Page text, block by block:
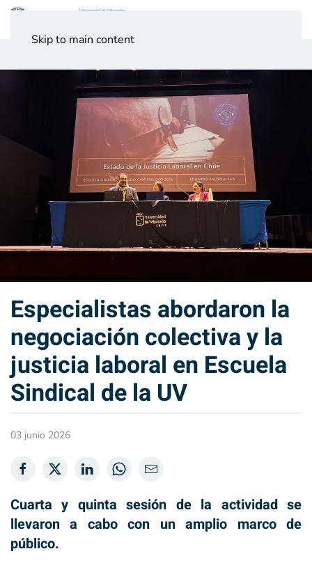
Skip to main content
Especialistas abordaron la
negociación colectiva y la
justicia laboral en Escuela
Sindical de la UV
03 junio 2026
Cuarta y quinta sesión de la actividad se
llevaron a cabo con un amplio marco de
público.